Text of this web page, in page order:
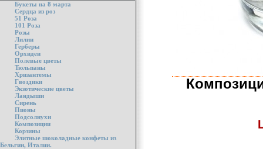
Букеты на 8 марта
Сердца из роз
51 Роза
101 Роза
Розы
Лилии
Герберы
Орхидеи
Полевые цветы
Тюльпаны
Хризантемы
Гвоздики
Экзотические цветы
Ландыши
Сирень
Пионы
Подсолнухи
Композиции
Корзины
Элитные шоколадные конфеты из
Бельгии, Италии.